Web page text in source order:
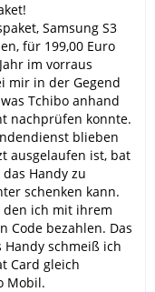
Samsung S3
für 199,00 Euro
im vorraus
mir in der Gegend
Tchibo anhand
nachprüfen konnte.
blieben
ausgelaufen ist, bat
Handy zu
schenken kann.
den ich mit ihrem
Code bezahlen. Das
schmeiß ich
Card gleich
Mobil.